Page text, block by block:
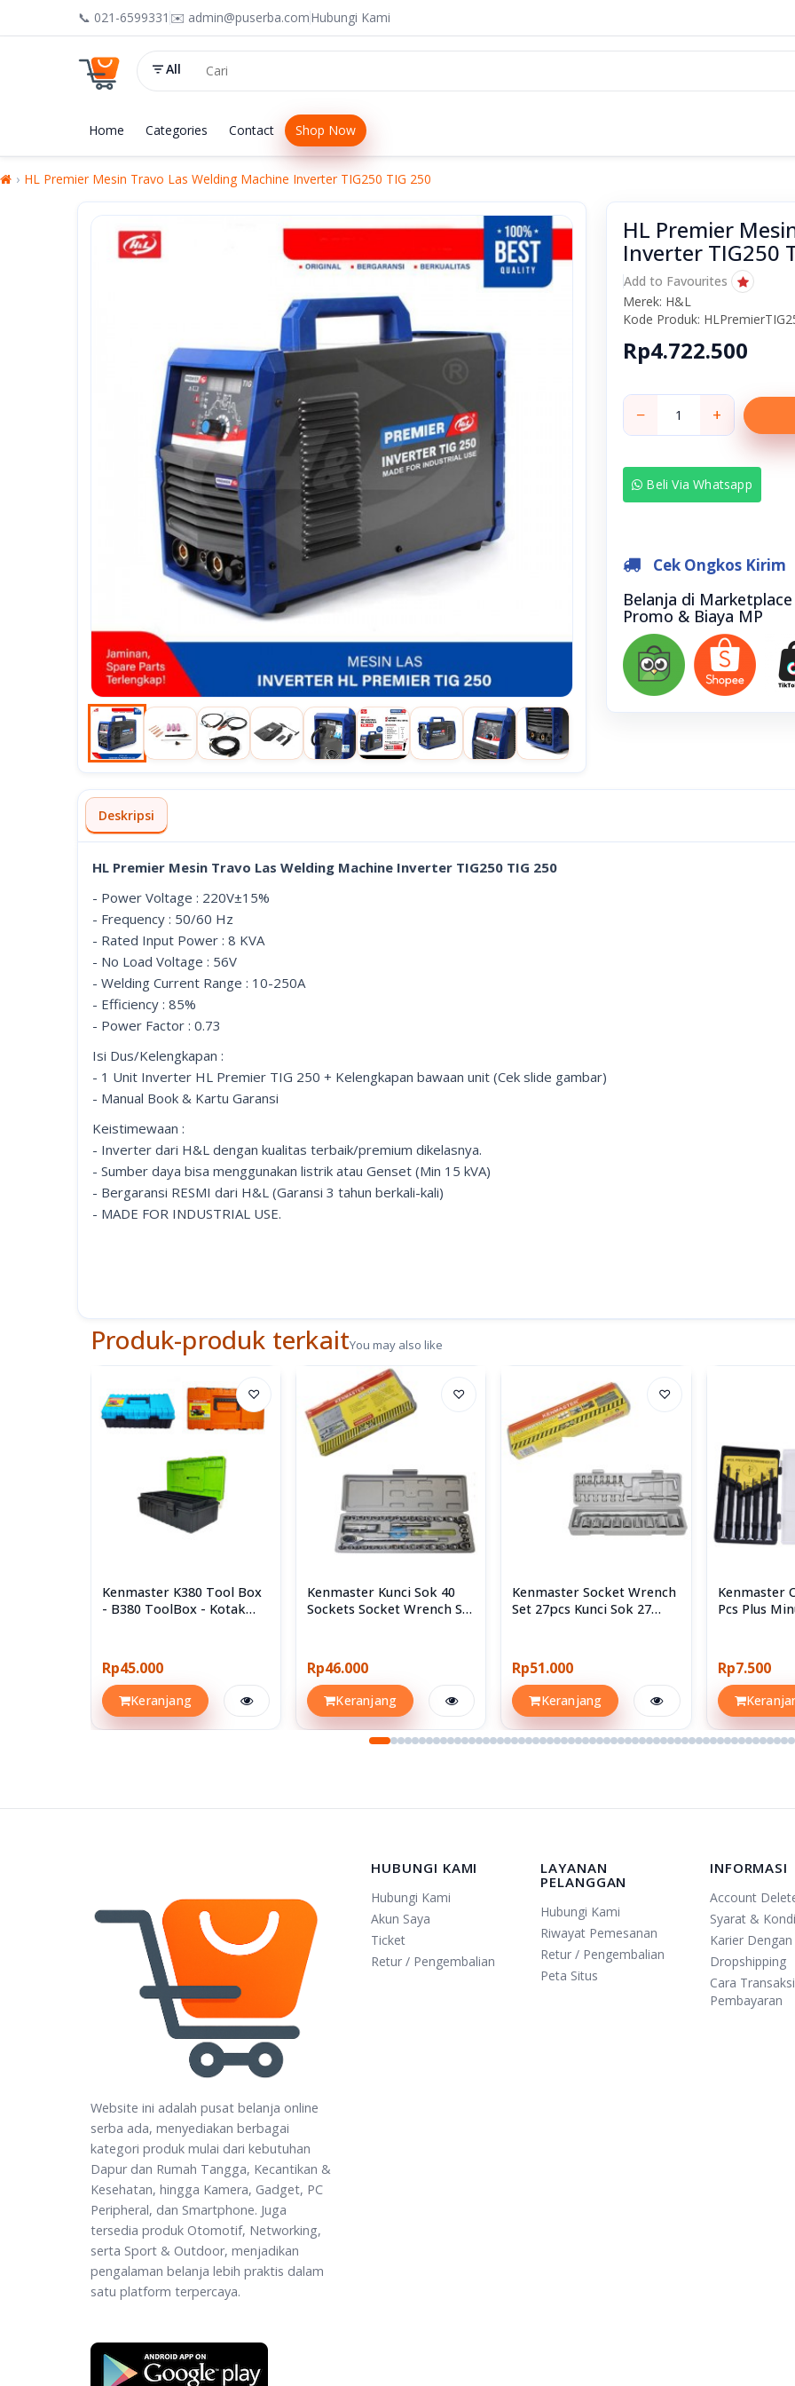
📞 021-6599331 ✉️ admin@puserba.comHubungi Kami
All
Home Categories Contact Shop Now
HL Premier Mesin Travo Las Welding Machine Inverter TIG250 TIG 250
HL Premier
Inverter TIG250
Add to Favourites
Merek: H&L
Kode Produk:
Rp4.722.500
− +
Beli Via Whatsapp
Cek Ongkos Kirim
Belanja di
Promo & Biaya MP
Deskripsi
HL Premier Mesin Travo Las Welding Machine Inverter TIG250 TIG 250
- Power Voltage : 220V±15%
- Frequency : 50/60 Hz
- Rated Input Power : 8 KVA
- No Load Voltage : 56V
- Welding Current Range : 10-250A
- Efficiency : 85%
- Power Factor : 0.73
Isi Dus/Kelengkapan :
- 1 Unit Inverter HL Premier TIG 250 + Kelengkapan bawaan unit (Cek slide gambar)
- Manual Book & Kartu Garansi
Keistimewaan :
- Inverter dari H&L dengan kualitas terbaik/premium dikelasnya.
- Sumber daya bisa menggunakan listrik atau Genset (Min 15 kVA)
- Bergaransi RESMI dari H&L (Garansi 3 tahun berkali-kali)
- MADE FOR INDUSTRIAL USE.
Produk-produk terkaitYou may also like
♡
Kenmaster K380 Tool Box
- B380 ToolBox - Kotak
Rp45.000
Keranjang
♡
Kenmaster Kunci Sok 40
Sockets Socket Wrench Set
Rp46.000
Keranjang
♡
Kenmaster Socket Wrench
Set 27pcs Kunci Sok 27
Rp51.000
Keranjang
Kenmaster
Pcs Plus
Rp7.500
Website ini adalah pusat belanja online
serba ada, menyediakan berbagai
kategori produk mulai dari kebutuhan
Dapur dan Rumah Tangga, Kecantikan &
Kesehatan, hingga Kamera, Gadget, PC
Peripheral, dan Smartphone. Juga
tersedia produk Otomotif, Networking,
serta Sport & Outdoor, menjadikan
pengalaman belanja lebih praktis dalam
satu platform terpercaya.
HUBUNGI KAMI
Hubungi Kami
Akun Saya
Ticket
Retur / Pengembalian
LAYANAN
PELANGGAN
Hubungi Kami
Riwayat Pemesanan
Retur / Pengembalian
Peta Situs
INFORMASI
Account
Syarat &
Karier
Dropshipping
Cara
Pembayaran